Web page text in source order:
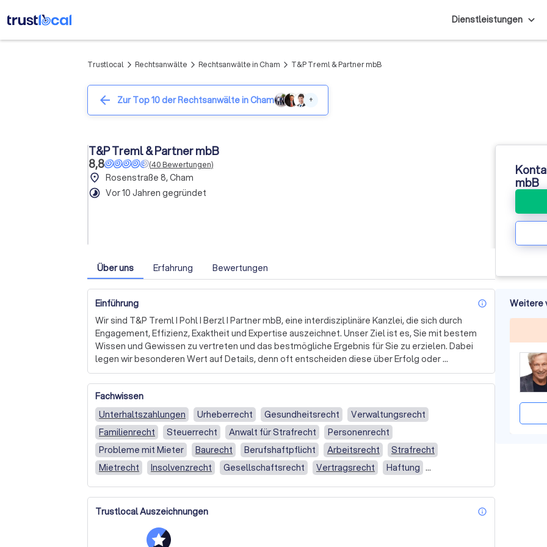
Dienstleistungen
Trustlocal arrow_forward_ios Rechtsanwälte arrow_forward_ios Rechtsanwälte in Cham arrow_forward_ios T&P Treml & Partner mbB
arrow_back Zur Top 10 der Rechtsanwälte in Cham +
T&P Treml & Partner mbB
8,8
(40Bewertungen)
place Rosenstraße 8, Cham
timelapse Vor 10 Jahren gegründet
Über uns Erfahrung Bewertungen
Einführung
Wir sind T&P Treml I Pohl I Berzl I Partner mbB, eine interdisziplinäre Kanzlei, die sich durch
Engagement, Effizienz, Exaktheit und Expertise auszeichnet. Unser Ziel ist es, Sie mit bestem
Wissen und Gewissen zu vertreten und das bestmögliche Ergebnis für Sie zu erzielen. Dabei
legen wir besonderen Wert auf Details, denn oft entscheiden diese über Erfolg oder
Misserfolg.
Als Experten in unseren Rechtsgebieten bieten wir Ihnen rechtliche und steuerliche Beratung
aus einer Hand. Ob laufende Steuerberatung oder spezialisierte Beratung bei einzelnen
Fragestellungen, wir stehen Ihnen jederzeit zur Verfügung. Wir erstellen betriebliche und
persönliche Steuererklärungen aller Art, führen Finanz- und Lohnbuchhaltung durch und
erstellen Jahresabschlüsse für Unternehmen und Selbständige.
Darüber hinaus beraten wir Existenzgründer, begleiten Umwandlungsvorgänge und stehen
Unternehmen in Sanierungs- und Krisenfällen zur Seite. Wir vertreten Rechtssuchende auf
allen Rechtsgebieten und gewährleisten durch eine fachgebietsbezogene Spezialisierung
unserer Partner und Mitarbeiter eine optimale Beratung und Vertretung.
Unser Erfolg misst sich an Ihrem Erfolg. Daher laden wir Sie ein, uns zu kontaktieren und ein
Fachwissen
Unterhaltszahlungen
Urheberrecht Gesundheitsrecht
Verwaltungsrecht
Familienrecht
Steuerrecht Anwalt für Strafrecht
Personenrecht
Probleme mit Mieter
Baurecht Berufshaftpflicht Arbeitsrecht
Strafrecht
Mietrecht
Insolvenzrecht Gesellschaftsrecht Vertragsrecht
Haftung
Verkehrsrecht
Erbschaftsrecht Wettbewerbsrecht Rechtsanwalt
IT-Recht
Hilfe bei einem Strafverfahren
Trustlocal Auszeichnungen
mbB
Weitere